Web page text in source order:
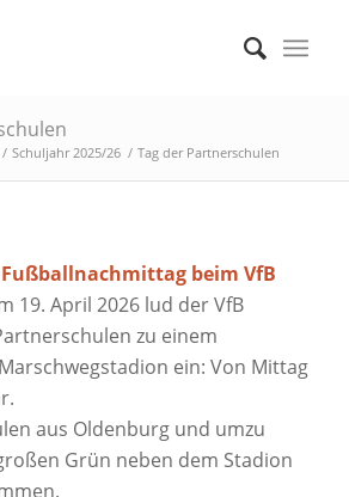
/ Schuljahr 2025/26 / Tag der Partnerschulen
beim VfB
19. April 2026 lud der VfB
zu einem
ein: Von Mittag
aus Oldenburg und umzu
Grün neben dem Stadion